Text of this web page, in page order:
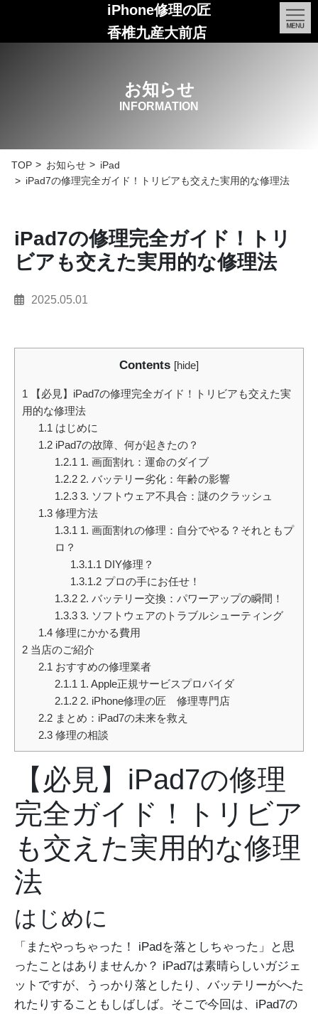
iPhone修理の匠
香椎九産大前店
お知らせ
INFORMATION
TOP お知らせ
iPad
iPad7の修理完全ガイド！トリビアも交えた実用的な修理法
iPad7の修理完全ガイド！トリ
ビアも交えた実用的な修理法
2025.05.01
Contents [hide]
1 【必見】iPad7の修理完全ガイド！トリビアも交えた実
用的な修理法
1.1はじめに
1.2iPad7の故障、何が起きたの？
1.2.11. 画面割れ：運命のダイブ
1.2.22. バッテリー劣化：年齢の影響
1.2.33. ソフトウェア不具合：謎のクラッシュ
1.3修理方法
1.3.11. 画面割れの修理：自分でやる？それともプ
ロ？
1.3.1.1 DIY修理？
1.3.1.2 プロの手にお任せ！
1.3.22. バッテリー交換：パワーアップの瞬間！
1.3.33. ソフトウェアのトラブルシューティング
1.4修理にかかる費用
2 当店のご紹介
2.1おすすめの修理業者
2.1.11. Apple正規サービスプロバイダ
2.1.22. iPhone修理の匠 修理専門店
2.2まとめ：iPad7の未来を救え
2.3修理の相談
【必見】iPad7の修理
完全ガイド！トリビア
も交えた実用的な修理
法
はじめに
「またやっちゃった！ iPadを落としちゃった」と思
ったことはありませんか？ iPad7は素晴らしいガジェ
ットですが、うっかり落としたり、バッテリーがへた
れたりすることもしばしば。そこで今回は、iPad7の